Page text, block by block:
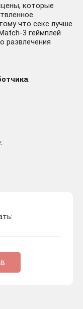
которые
что секс лучше
3 геймплей
развлечения
: